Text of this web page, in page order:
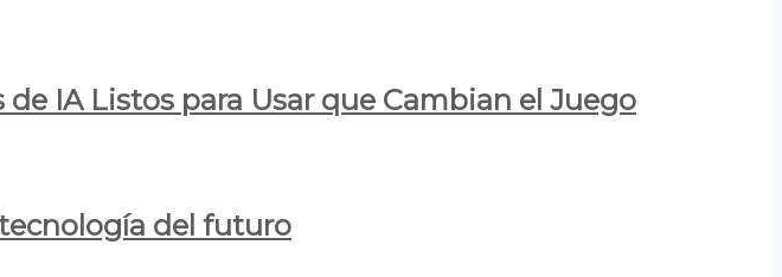
IA Listos para Usar que Cambian el Juego
del futuro